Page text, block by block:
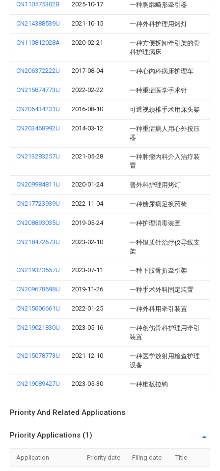
CN110575302B 2025-10-17 一种胸廓畸形牵引器
CN214388539U 2021-10-15 一种外科护理用烤灯
CN110812028A 2020-02-21
一种方便拆卸牵引架的骨
科护理病床
CN206372222U 2017-08-04 一种心内科病床护理车
CN215874773U 2022-02-22 一种重症医学手术针
CN205434231U 2016-08-10 可透视颈椎手术用床头架
CN203468992U 2014-03-12
一种重症病人用心外按压
器
CN213283257U 2021-05-28
一种肿瘤内科介入治疗装
置
CN209984811U 2020-01-24 普外科护理用烤灯
CN217723939U 2022-11-04 一种糖尿病足换药椅
CN208893035U 2019-05-24 一种护理消毒装置
CN218472673U 2023-02-10
一种银质针治疗仪导线支
架
CN219323557U 2023-07-11 一种下肢骨折牵引架
CN209678698U 2019-11-26 一种手术外科固定装置
CN215606661U 2022-01-25 一种外科用牵引装置
CN219021830U 2023-05-16
一种创伤骨科护理用牵引
装置
CN215078773U 2021-12-10
一种医学放射用检查护理
设备
CN219089427U 2023-05-30 一种椎板拉钩
Priority And Related Applications
Priority Applications (1)
Application Priority date Filing date Title